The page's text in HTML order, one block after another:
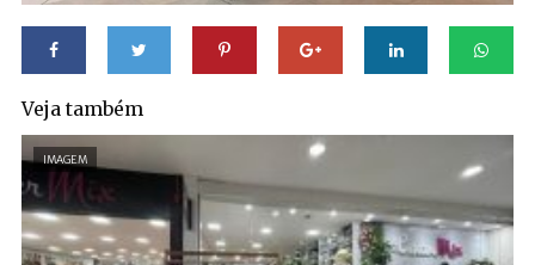
Veja também
IMAGEM